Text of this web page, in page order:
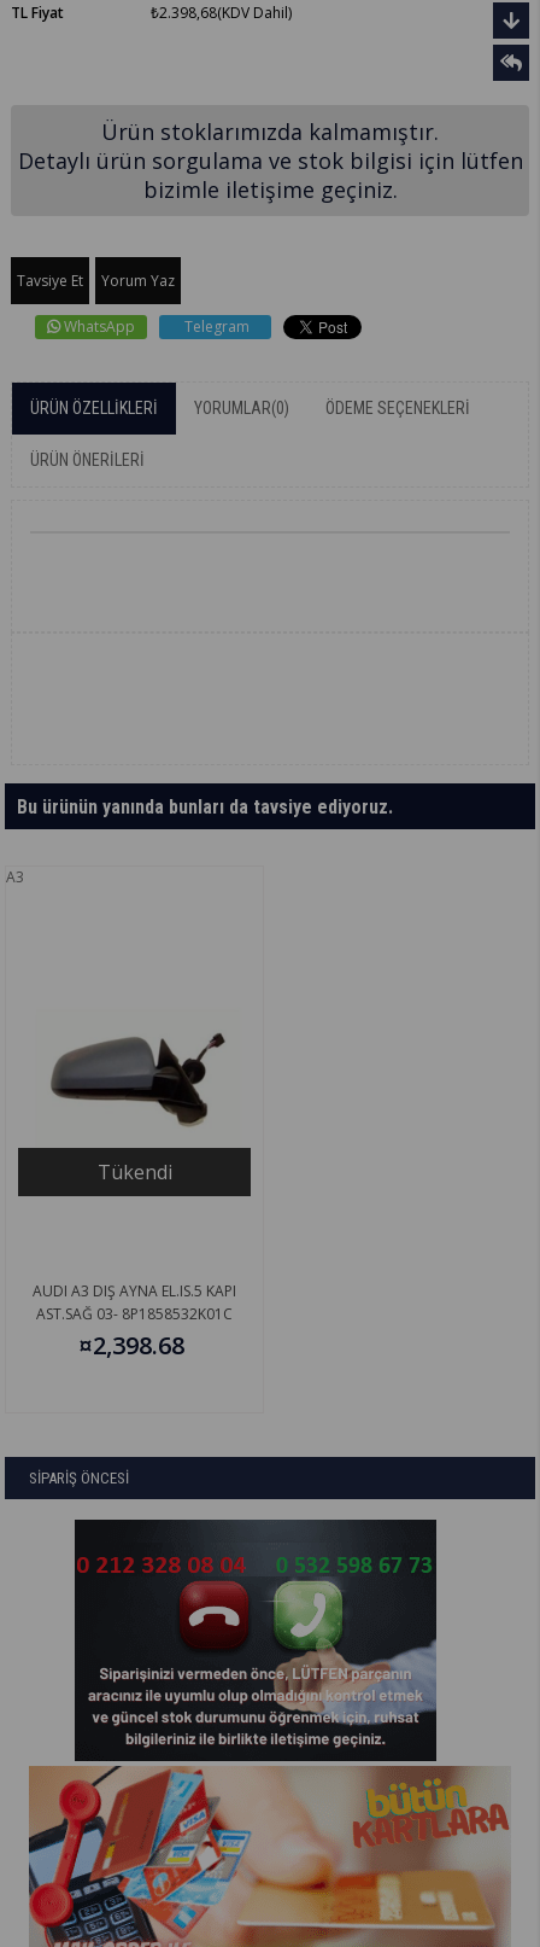
TL Fiyat
₺2.398,68(KDV Dahil)
Ürün stoklarımızda kalmamıştır.
Detaylı ürün sorgulama ve stok bilgisi için lütfen
bizimle iletişime geçiniz.
Tavsiye Et Yorum Yaz
WhatsApp Telegram
ÜRÜN ÖZELLIKLERI YORUMLAR(0) ÖDEME SEÇENEKLERI
ÜRÜN ÖNERILERI
Bu ürünün yanında bunları da tavsiye ediyoruz.
A3
Tükendi
AUDI A3 DIŞ AYNA EL.IS.5 KAPI
AST.SAĞ 03- 8P1858532K01C
¤2,398.68
SİPARİŞ ÖNCESİ